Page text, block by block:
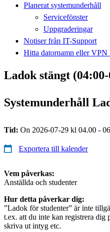
Planerat systemunderhåll
Servicefönster
Uppgraderingar
Notiser från IT-Support
Hitta datornamn eller
Ladok stängt
Systemunderhåll
Tid: On 2026-07-29 kl 04.00 -
Exportera till kalender
Vem påverkas:
Anställda och studenter
Hur detta påverkar dig:
”Ladok för studenter” är inte
t.ex. att du inte kan registrera dig
skriva ut intyg etc.